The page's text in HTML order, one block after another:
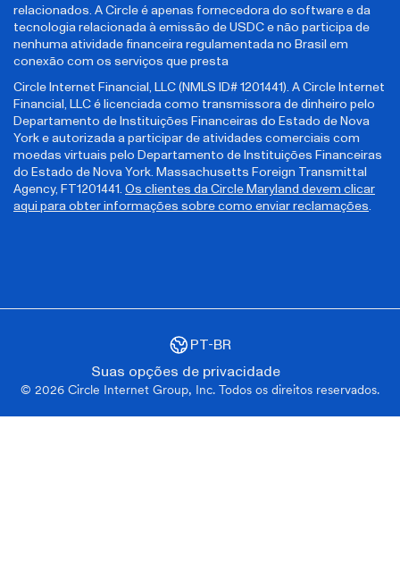
relacionados. A Circle é apenas fornecedora do software e da
tecnologia relacionada à emissão de USDC e não participa de
nenhuma atividade financeira regulamentada no Brasil em
conexão com os serviços que presta
Circle Internet Financial, LLC (NMLS ID# 1201441). A Circle Internet
Financial, LLC é licenciada como transmissora de dinheiro pelo
Departamento de Instituições Financeiras do Estado de Nova
York e autorizada a participar de atividades comerciais com
moedas virtuais pelo Departamento de Instituições Financeiras
do Estado de Nova York. Massachusetts Foreign Transmittal
Agency, FT1201441. Os clientes da Circle Maryland devem clicar
aqui para obter informações sobre como enviar reclamações.
PT-BR
France - Français
Suas opções de privacidade
© 2026 Circle Internet Group, Inc. Todos os direitos reservados.